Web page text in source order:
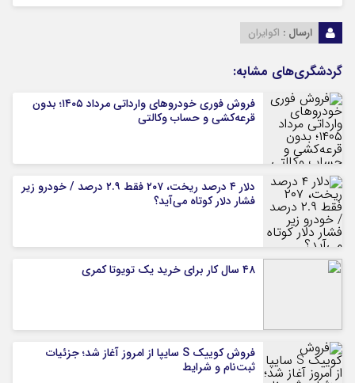
ارسال : اکوایران
گردشگری‌های مشابه:
فروش فوری خودروهای وارداتی مرداد ۱۴۰۵؛ بدون
قرعه‌کشی و حساب وکالتی
دلار ۴ درصد ریخت، ۲۰۷ فقط ۲.۹ درصد / خودرو زیر
فشار دلار کوتاه می‌آید؟
۴۸ سال کار برای خرید یک تویوتا کمری
فروش کوییک S سایپا از امروز آغاز شد؛ جزئیات
ثبت‌نام و شرایط